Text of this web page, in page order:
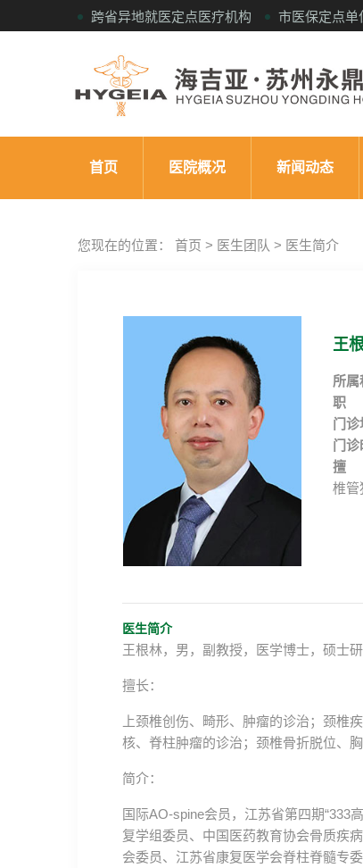
跨省异地就医定点医疗机构 市医保定点单
首页 医院概况 新闻动态
您现在的位置： 首页 > 医生团队 > 医生简介
王
所属
职
门诊
门诊
擅
椎管
医生简介
王根林，男，副教授，医学博士，硕士研
擅长：
上颈椎创伤、畸形、肿瘤的诊治；颈椎
核、脊柱肿瘤的诊治；颈椎骨折脱位、
简介：
国际AO-spine会员，江苏省第四期“333
复学组委员、中国医药教育协会骨质疾
会委员、江苏省康复医学会脊柱脊髓专